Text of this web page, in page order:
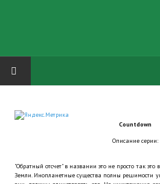
Countdown
Описание серии:
"Обратный отсчет" в названии это не просто так это
Земли. Инопланетные существа полны решимости